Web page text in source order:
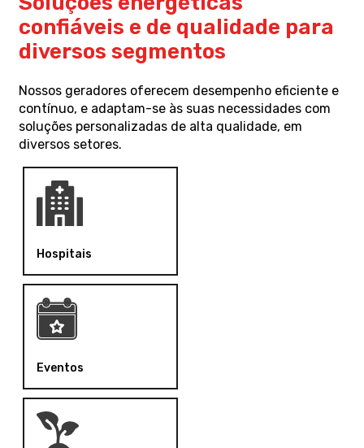
confiáveis e de qualidade para
diversos segmentos
Nossos geradores oferecem desempenho eficiente e
contínuo, e adaptam-se às suas necessidades com
soluções personalizadas de alta qualidade, em
diversos setores.
Hospitais
Eventos